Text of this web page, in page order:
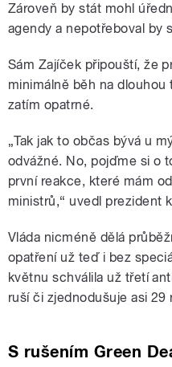
Zároveň by stát mohl
agendy a nepotřeboval by
Sám Zajíček připouští, že
minimálně běh na
zatím opatrné.
„Tak jak to občas bývá u
odvážné. No, pojďme si o
první reakce, které mám
ministrů,“ uvedl prezident
Vláda nicméně dělá
opatření už teď i bez
květnu schválila už třetí
ruší či zjednodušuje asi
S rušením Green